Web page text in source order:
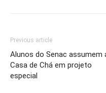
Previous article
Alunos do Senac assumem
Casa de Chá em projeto
especial